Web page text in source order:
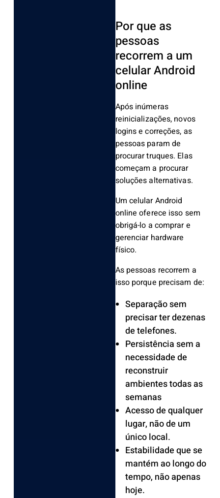
Por que as
pessoas
recorrem a um
celular Android
online
Após inúmeras
reinicializações, novos
logins e correções, as
pessoas param de
procurar truques. Elas
começam a procurar
soluções alternativas.
Um celular Android
online oferece isso sem
obrigá-lo a comprar e
gerenciar hardware
físico.
As pessoas recorrem a
isso porque precisam de:
Separação sem
precisar ter dezenas
de telefones.
Persistência sem a
necessidade de
reconstruir
ambientes todas as
semanas
Acesso de qualquer
lugar, não de um
único local.
Estabilidade que se
mantém ao longo do
tempo, não apenas
hoje.